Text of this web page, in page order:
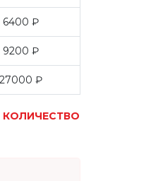
6400 ₽
9200 ₽
27000 ₽
КОЛИЧЕСТВО